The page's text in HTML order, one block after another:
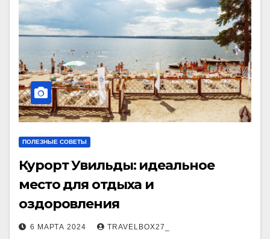
ПОЛЕЗНЫЕ СОВЕТЫ
Курорт Увильды: идеальное
место для отдыха и
оздоровления
6 МАРТА 2024 TRAVELBOX27_